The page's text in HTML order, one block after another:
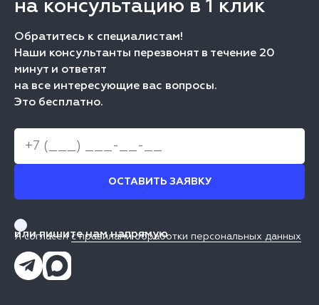
на консультацию в 1 клик
Обратитесь к специалистам!
Наши консультанты перезвонят в течение 20
минут и ответят
на все интересующие вас вопросы.
Это бесплатно.
ОСТАВИТЬ ЗАЯВКУ
Я согласен с правилами обработки персональных данных
или пишите нам напрямую